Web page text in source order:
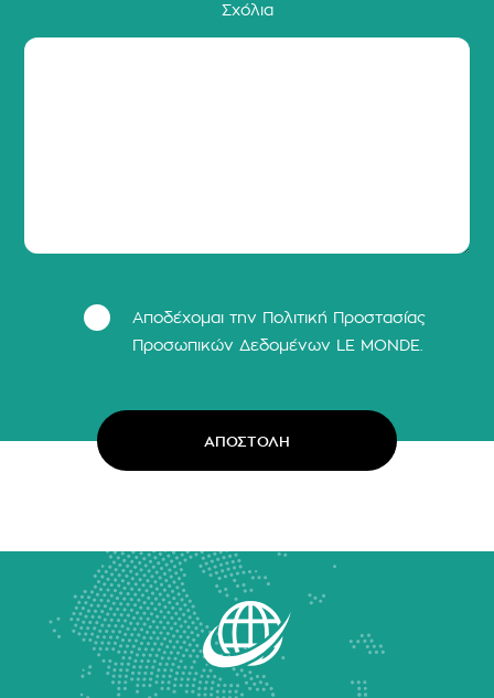
Σχόλια
Αποδέχομαι την Πολιτική Προστασίας
Προσωπικών Δεδομένων LΕ MONDE.